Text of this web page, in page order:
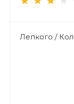
Лепкого /